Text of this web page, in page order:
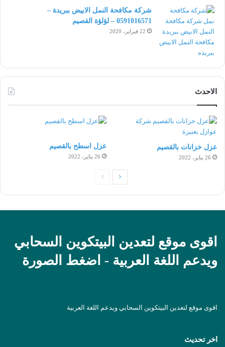
شركة مكافحة النمل الابيض ببريدة –
0591016571 – لؤلؤة القصيم
22 فبراير، 2020
الاحدث
عزل خزانات بالقصيم
26 يناير، 2022
عزل اسطح بالقصيم
26 يناير، 2022
الصفحةالصفحة
اقوى موقع لتعدين البيتكوين السحابي
ويدعم اللغة العربية - اضغط الصورة
اقوى موقع لتعدين البيتكوين السحابي ويدعم اللغة العربية
اخر تحديث